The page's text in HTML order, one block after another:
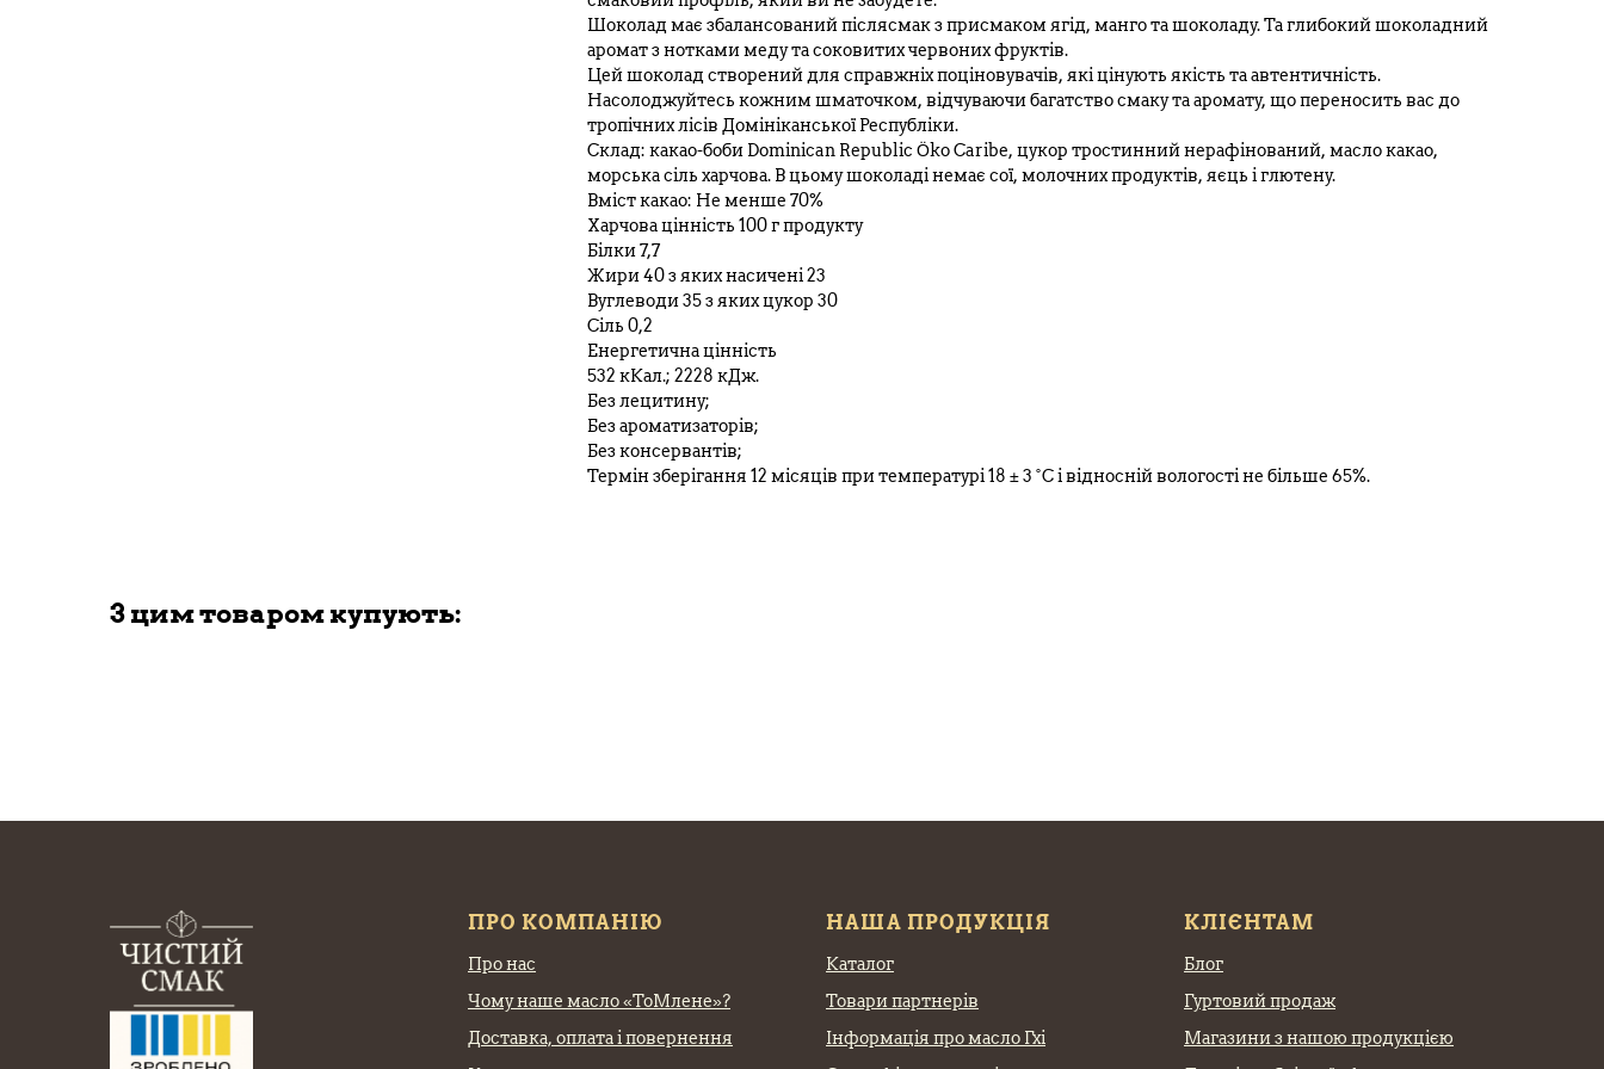
Шоколад має збалансований післясмак з присмаком ягід, манго та шоколаду. Та глибокий шоколадний
аромат з нотками меду та соковитих червоних фруктів.
Цей шоколад створений для справжніх поціновувачів, які цінують якість та автентичність.
Насолоджуйтесь кожним шматочком, відчуваючи багатство смаку та аромату, що переносить вас до
тропічних лісів Домініканської Республіки.
Склад: какао-боби Dominican Republic Öko Caribe, цукор тростинний нерафінований, масло какао,
морська сіль харчова. В цьому шоколаді немає сої, молочних продуктів, яєць і глютену.
Вміст какао: Не менше 70%
Харчова цінність 100 г продукту
Білки 7,7
Жири 40 з яких насичені 23
Вуглеводи 35 з яких цукор 30
Сіль 0,2
Енергетична цінність
532 кКал.; 2228 кДж.
Без лецитину;
Без ароматизаторів;
Без консервантів;
Термін зберігання 12 місяців при температурі 18 ± 3 ˚С і відносній вологості не більше 65%.
З цим товаром купують:
ПРО КОМПАНІЮ
Про нас
Чому наше масло «ТоМлене»?
Доставка, оплатаі повернення
НАША ПРОДУКЦІЯ
Каталог
Товари партнерів
Інформація про масло Гхі
КЛІЄНТАМ
Блог
Гуртовий продаж
Магазини з нашою продукцією